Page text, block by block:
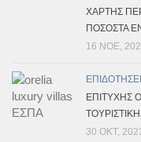
ΧΑΡΤΗΣ
ΠΟΣΟΣΤΑ
16 ΝΟΈ,
ΕΠΙΤΥΧΗΣ
30 ΟΚΤ,